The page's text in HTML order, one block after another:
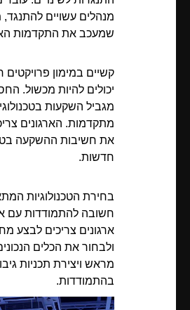
מנהלים עשויים
שמעכב את התקדמות
קשיים במימון
יכולים להיות מכשול.
מגביל השקעות
מתקדמות. הארגונים
את חשיבות ההשקעה
חדשות.
בחירת הטכנולוגיות
חשובה להתמודדות עם
ארגונים צריכים לבצע
ולבחור את הכלים
מראש ויצירת תכניות
בהתמודדות.